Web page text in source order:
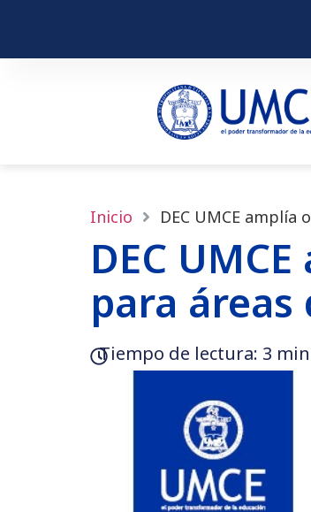
Inicio DEC UMCE
DEC
para
Tiempo de lectura:‎ 3